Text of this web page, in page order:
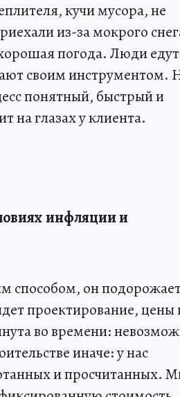
кучи мусора, не
из-за мокрого
погода. Люди
своим инструментом.
понятный, быстрый и
на глазах у клиента.
инфляции и
способом, он
проектирование, цены
во времени:
иначе: у нас
и просчитанных.